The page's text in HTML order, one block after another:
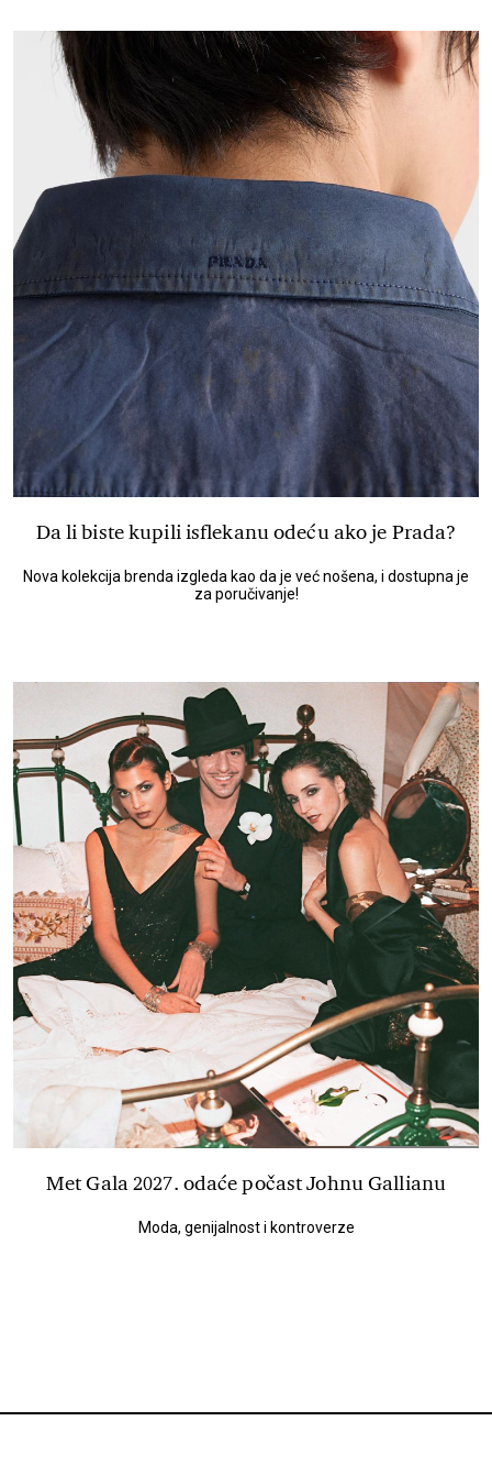
Da li biste kupili isflekanu odeću ako je Prada?
Nova kolekcija brenda izgleda kao da je već nošena, i dostupna je
za poručivanje!
Met Gala 2027. odaće počast Johnu Gallianu
Moda, genijalnost i kontroverze